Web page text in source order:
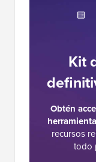
Kit
Obtén
recursos
todo